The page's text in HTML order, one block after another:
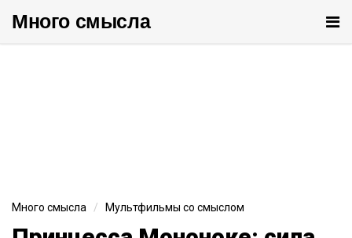
Много cмысла
Много смысла Мультфильмы со смыслом